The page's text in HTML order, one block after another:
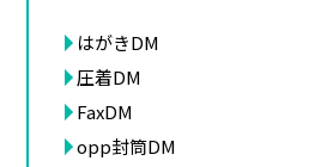
はがきDM
圧着DM
FaxDM
opp封筒DM